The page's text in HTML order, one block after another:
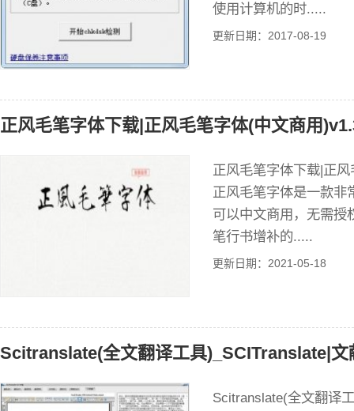
使用计算机的时.....
更新日期：2017-08-19
正风毛笔字体下载|正风毛笔字体(中文商用
正风毛笔字体下载|正
正风毛笔字体是一款非
可以中文商用，无需授
笔行书增补的.....
更新日期：2021-05-18
Scitranslate(全文翻译工具)_SCITranslate|文
Scitranslate(全文翻译